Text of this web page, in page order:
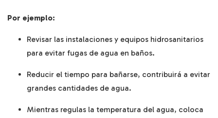
Por ejemplo:
Revisar las instalaciones y equipos hidrosanitarios
para evitar fugas de agua en baños.
Reducir el tiempo para bañarse, contribuirá a evitar
grandes cantidades de agua.
Mientras regulas la temperatura del agua, coloca